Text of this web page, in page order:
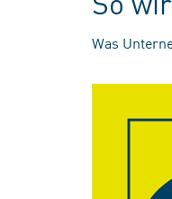
Was